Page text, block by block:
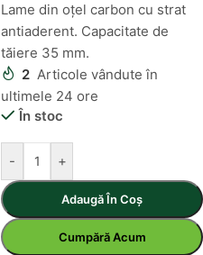
Lame din oțel carbon cu strat
antiaderent. Capacitate de
tăiere 35 mm.
2 Articole vândute în
ultimele 24 ore
În stoc
- +
Adaugă În Coș
Cumpără Acum